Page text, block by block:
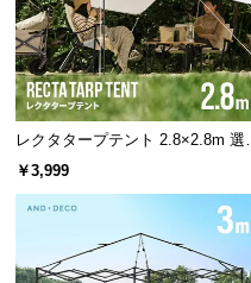
い
て
搬
入
経
路
に
い
キズや摩擦に強いアルマイ
表面には硬度や耐摩耗性を高め
摩擦に強いので長くお使い頂けま
レクタタープテント 2.8×2.8m 選
るポールセット
￥3,999